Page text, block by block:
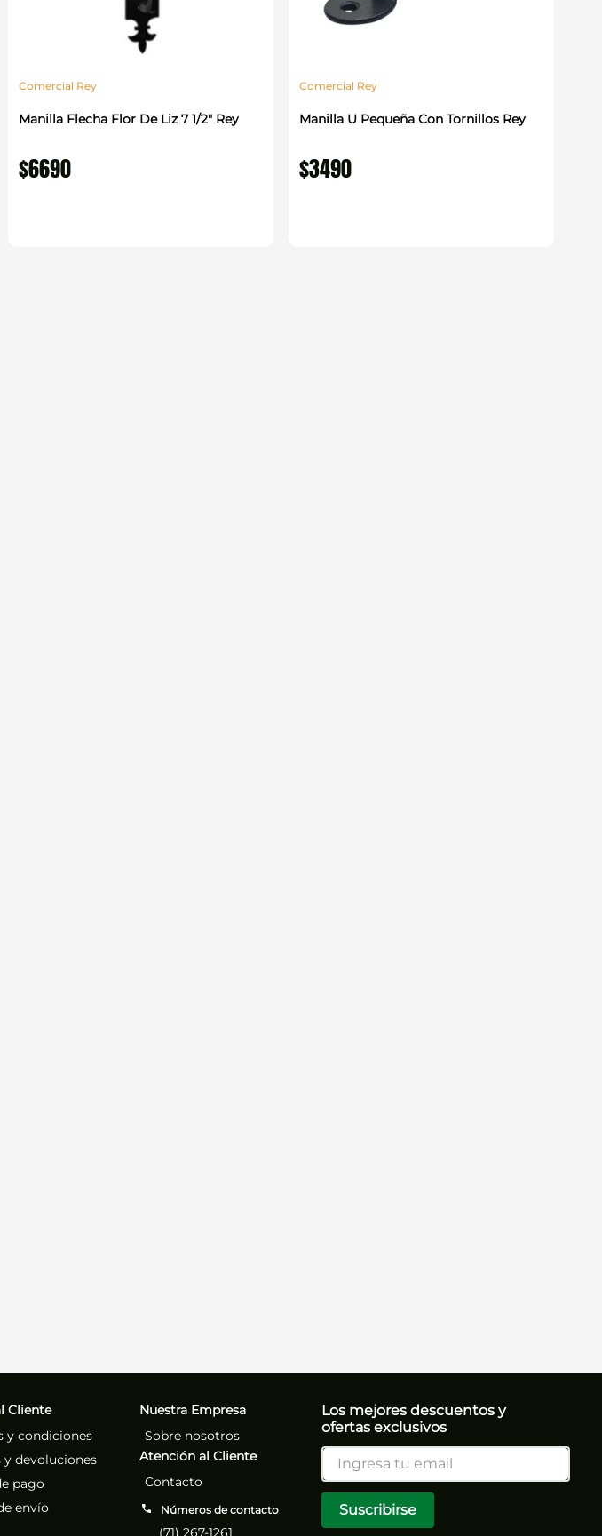
Comercial Rey
Manilla Flecha Flor De Liz 7 1/2" Rey
$6690
Comercial Rey
Manilla U Pequeña Con Tornillos Rey
$3490
Cliente
y condiciones
y devoluciones
pago
envío
Nuestra Empresa
Sobre nosotros
Atención al Cliente
Contacto
Números de contacto
(71) 267-1261
Los mejores descuentos y
ofertas exclusivos
Suscribirse